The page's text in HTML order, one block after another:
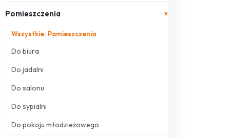
Pomieszczenia ▾
Wszystkie: Pomieszczenia
Do biura
Do jadalni
Do salonu
Do sypialni
Do pokoju młodzieżowego